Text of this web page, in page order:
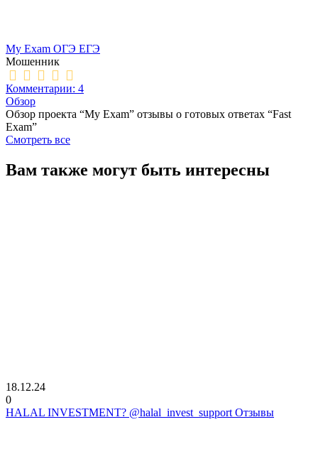
My Exam ОГЭ ЕГЭ
Мошенник
Комментарии: 4
Обзор
Обзор проекта “My Exam” отзывы о готовых ответах “Fast
Exam”
Смотреть все
Вам также могут быть интересны
18.12.24
0
HALAL INVESTMENT? @halal_invest_support Отзывы